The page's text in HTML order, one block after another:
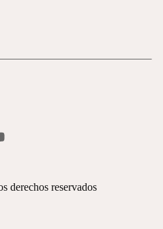
derechos reservados